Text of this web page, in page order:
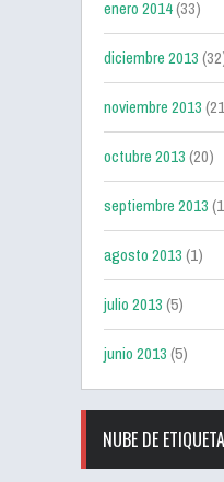
enero 2014(33)
diciembre 2013
noviembre 2013
octubre 2013(20)
septiembre 2013
agosto 2013(1)
julio 2013(5)
junio 2013(5)
NUBE DE